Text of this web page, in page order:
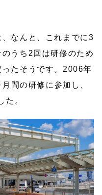
なんと、これまでに3
うち2回は研修のため
たそうです。2006年
間の研修に参加し、
た。